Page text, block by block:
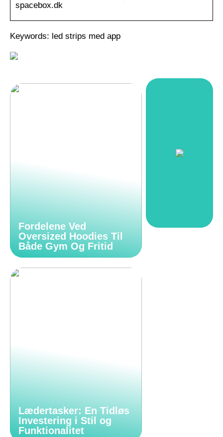
spacebox.dk
Keywords: led strips med app
Fordelene Ved
Oversized Hoodies Til
Både Gym Og Fritid
Lædertasker: En Tidløs
Investering i Stil og
Funktionalitet